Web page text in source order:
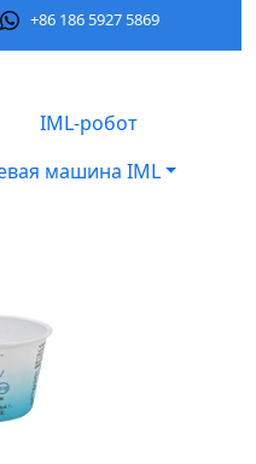
+86 186 5927 5869
IML-робот
машина IML